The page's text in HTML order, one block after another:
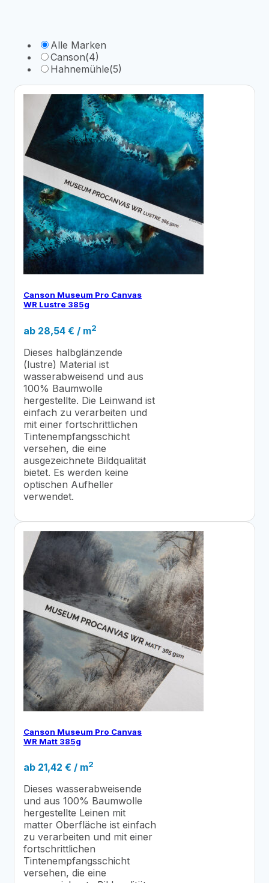
Alle Marken
Canson(4)
Hahnemühle(5)
Canson Museum Pro Canvas
WR Lustre 385g
ab 28,54 € / m2
Dieses halbglänzende
(lustre) Material ist
wasserabweisend und aus
100% Baumwolle
hergestellte. Die Leinwand ist
einfach zu verarbeiten und
mit einer fortschrittlichen
Tintenempfangsschicht
versehen, die eine
ausgezeichnete Bildqualität
bietet. Es werden keine
optischen Aufheller
verwendet.
Canson Museum Pro Canvas
WR Matt 385g
ab 21,42 € / m2
Dieses wasserabweisende
und aus 100% Baumwolle
hergestellte Leinen mit
matter Oberfläche ist einfach
zu verarbeiten und mit einer
fortschrittlichen
Tintenempfangsschicht
versehen, die eine